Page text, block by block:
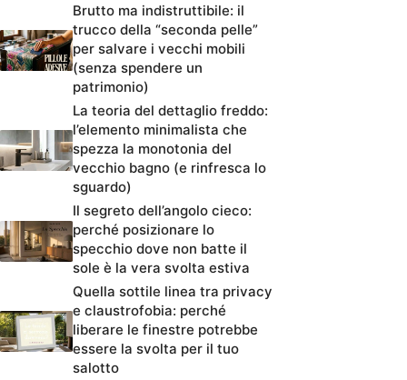
Brutto ma indistruttibile: il
trucco della “seconda pelle”
per salvare i vecchi mobili
(senza spendere un
patrimonio)
La teoria del dettaglio freddo:
l’elemento minimalista che
spezza la monotonia del
vecchio bagno (e rinfresca lo
sguardo)
Il segreto dell’angolo cieco:
perché posizionare lo
specchio dove non batte il
sole è la vera svolta estiva
Quella sottile linea tra privacy
e claustrofobia: perché
liberare le finestre potrebbe
essere la svolta per il tuo
salotto